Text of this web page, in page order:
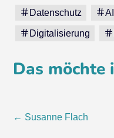
Datenschutz
Digitalisierung
Das möchte
← Susanne Flach